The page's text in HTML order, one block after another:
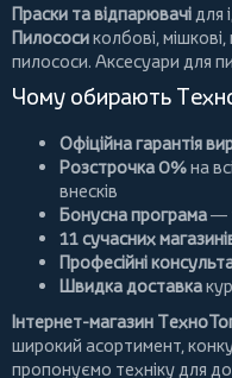
Праски та відпарювачідля
Пилососиколбові,мішкові,
пилососи. Аксесуари для
Чому обирають
Офіційна гарантія
Розстрочка 0%на
внесків
Бонусна програма—
11 сучасних
Професійні
Швидка доставка
Інтернет-магазин
широкий асортимент,
пропонуємо техніку для